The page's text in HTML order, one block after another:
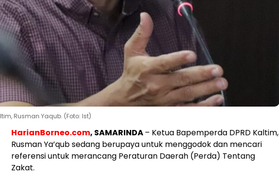
Rusman Yaqub. (Foto: Ist)
HarianBorneo.com, SAMARINDA– Ketua Bapemperda DPRD Kaltim,
Rusman Ya’qub sedang berupaya untuk menggodok dan mencari
referensi untuk merancang Peraturan Daerah (Perda) Tentang
Zakat.